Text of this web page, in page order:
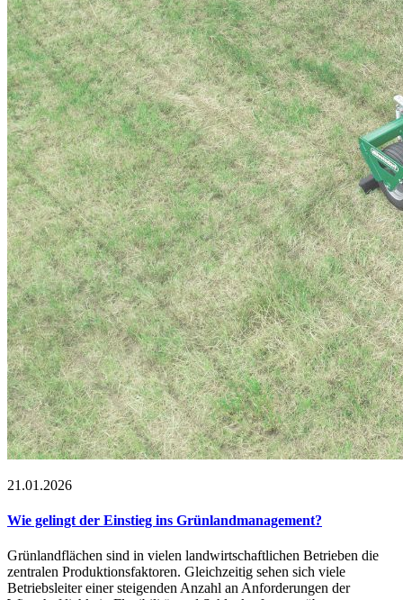
21.01.2026
Wie gelingt der Einstieg ins Grünlandmanagement?
Grünlandflächen sind in vielen landwirtschaftlichen Betrieben die
zentralen Produktionsfaktoren. Gleichzeitig sehen sich viele
Betriebsleiter einer steigenden Anzahl an Anforderungen der